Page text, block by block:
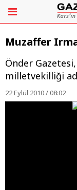
Muzaffer
Önder
milletvekilliği
22 Eylül 2010 / 08:02